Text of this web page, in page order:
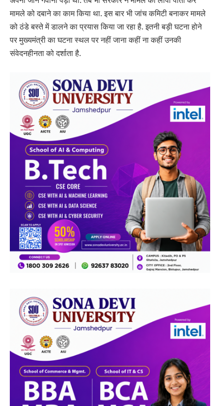
मामले को दबाने का काम किया था. इस बार भी जांच कमिटी बनाकर मामले
को ठंडे बस्ते में डालने का प्रयास किया जा रहा है. इतनी बड़ी घटना होने
पर मुख्यमंत्री का घटना स्थल पर नहीं जाना कहीं ना कहीं उनकी
संवेदनहीनता को दर्शाता है.